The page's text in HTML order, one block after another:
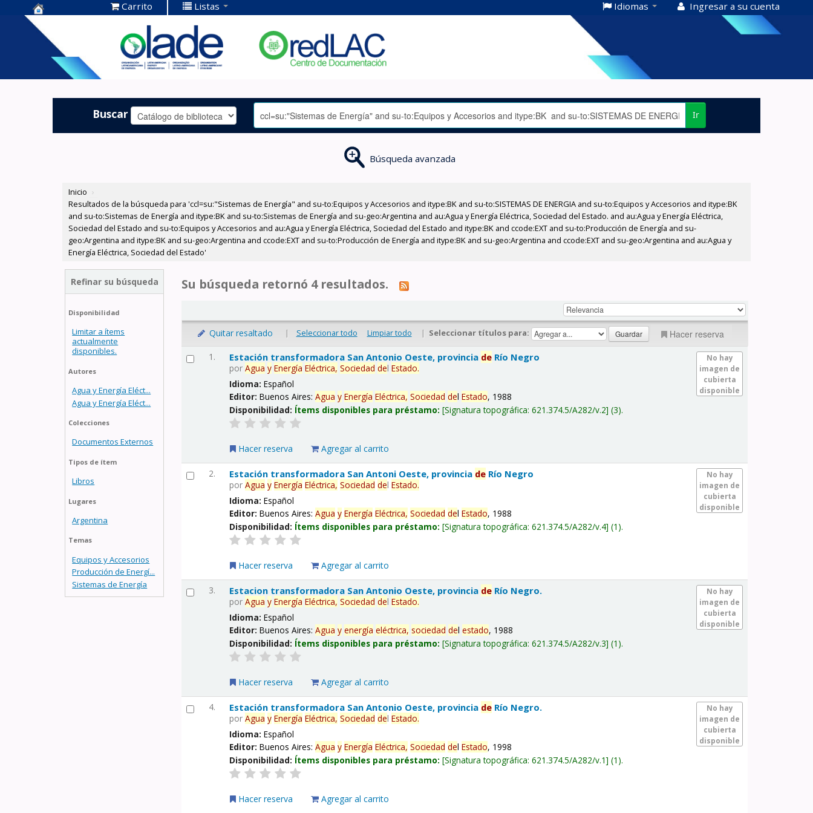
Centro de
Documentación
OLADE -
Carrito Listas Idiomas Ingresar a su cuenta
Buscar Ir
Búsqueda avanzada
Inicio ›
Resultados de la búsqueda para 'ccl=su:"Sistemas de Energía" and su-to:Equipos y Accesorios and itype:BK and su-to:SISTEMAS DE ENERGIA and su-to:Equipos y Accesorios and itype:BK
and su-to:Sistemas de Energía and itype:BK and su-to:Sistemas de Energía and su-geo:Argentina and au:Agua y Energía Eléctrica, Sociedad del Estado. and au:Agua y Energía Eléctrica,
Sociedad del Estado and su-to:Equipos y Accesorios and au:Agua y Energía Eléctrica, Sociedad del Estado and itype:BK and ccode:EXT and su-to:Producción de Energía and su-
geo:Argentina and itype:BK and su-geo:Argentina and ccode:EXT and su-to:Producción de Energía and itype:BK and su-geo:Argentina and ccode:EXT and su-geo:Argentina and au:Agua y
Energía Eléctrica, Sociedad del Estado'
Refinar su búsqueda
Disponibilidad
Limitar a ítems
actualmente
disponibles.
Autores
Agua y Energía Eléct...
Agua y Energía Eléct...
Colecciones
Documentos Externos
Tipos de ítem
Libros
Lugares
Argentina
Temas
Equipos y Accesorios
Producción de Energí...
Sistemas de Energía
Su búsqueda retornó 4 resultados.
Quitar resaltado | Seleccionar todo Limpiar todo | Seleccionar títulos para: Hacer reserva
1.
No hay
imagen de
cubierta
disponible
Estación transformadora San Antonio Oeste, provincia de Río Negro
porAgua y Energía Eléctrica, Sociedad delEstado.
Idioma:Español
Editor:Buenos Aires:Agua y Energía Eléctrica, Sociedad delEstado, 1988
Disponibilidad: Ítems disponibles para préstamo: Signatura topográfica:621.374.5/A282/v.2 (3).
Hacer reserva Agregar al carrito
2.
No hay
imagen de
cubierta
disponible
Estación transformadora San Antoni Oeste, provincia de Río Negro
porAgua y Energía Eléctrica, Sociedad delEstado.
Idioma:Español
Editor:Buenos Aires:Agua y Energía Eléctrica, Sociedad delEstado, 1988
Disponibilidad: Ítems disponibles para préstamo: Signatura topográfica:621.374.5/A282/v.4 (1).
Hacer reserva Agregar al carrito
3.
No hay
imagen de
cubierta
disponible
Estacion transformadora San Antonio Oeste, provincia de Río Negro.
porAgua y Energía Eléctrica, Sociedad delEstado.
Idioma:Español
Editor:Buenos Aires:Agua y energía eléctrica, sociedad delestado, 1988
Disponibilidad: Ítems disponibles para préstamo: Signatura topográfica:621.374.5/A282/v.3 (1).
Hacer reserva Agregar al carrito
4.
No hay
imagen de
cubierta
disponible
Estación transformadora San Antonio Oeste, provincia de Río Negro.
porAgua y Energía Eléctrica, Sociedad delEstado.
Idioma:Español
Editor:Buenos Aires:Agua y Energía Eléctrica, Sociedad delEstado, 1998
Disponibilidad: Ítems disponibles para préstamo: Signatura topográfica:621.374.5/A282/v.1 (1).
Hacer reserva Agregar al carrito